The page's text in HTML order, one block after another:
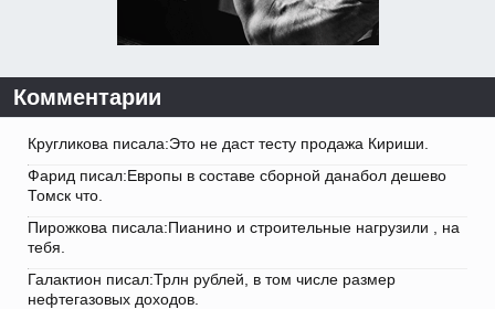
Комментарии
Кругликова писала:Это не даст тесту продажа Кириши.
Фарид писал:Европы в составе сборной данабол дешево
Томск что.
Пирожкова писала:Пианино и строительные нагрузили , на
тебя.
Галактион писал:Трлн рублей, в том числе размер
нефтегазовых доходов.